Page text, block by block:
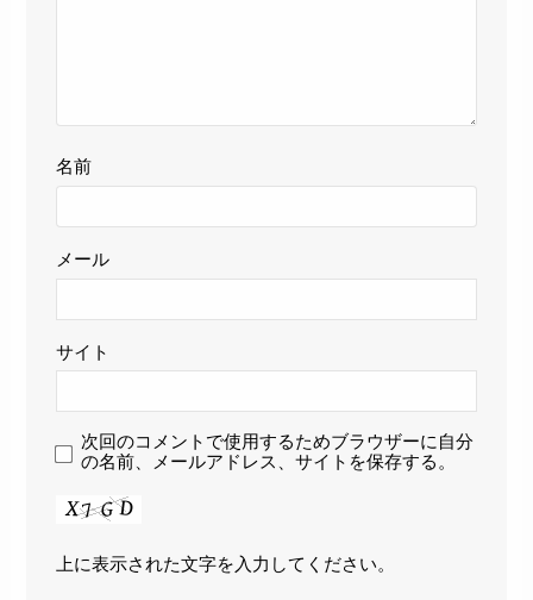
名前
メール
サイト
次回のコメントで使用するためブラウザーに自分
の名前、メールアドレス、サイトを保存する。
上に表示された文字を入力してください。